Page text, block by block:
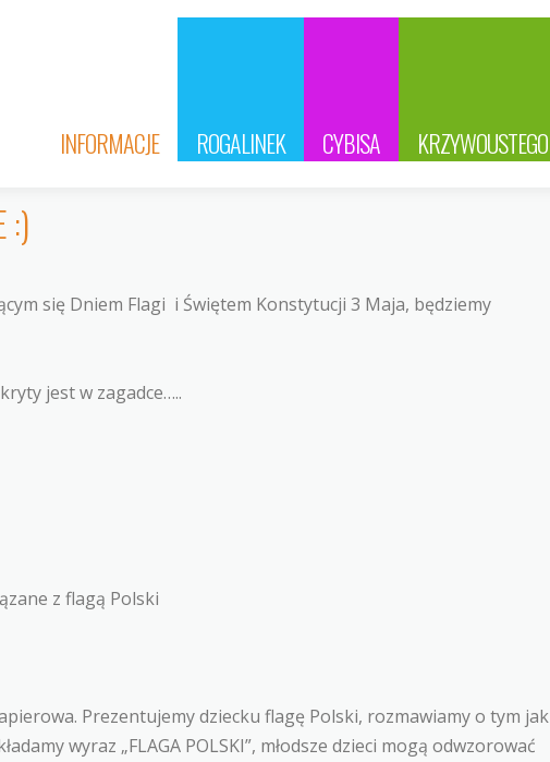
INFORMACJE ROGALINEK CYBISA KRZYWOUSTEGO
:)
się Dniem Flagi i Świętem Konstytucji 3 Maja, będziemy
jest w zagadce…..
z flagą Polski
Prezentujemy dziecku flagę Polski, rozmawiamy o tym jak
wyraz „FLAGA POLSKI”, młodsze dzieci mogą odwzorować